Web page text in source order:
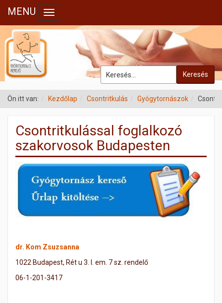
Keresés
MENU Toggle navigation
Ön itt van: Kezdőlap Csontritkulás Gyógytornászok
Csontritkulással foglalkozó
szakorvosok Budapesten
dr. Kom Zsuzsanna
1022 Budapest, Rét u 3. I. em. 7 sz. rendelő
06-1-201-3417